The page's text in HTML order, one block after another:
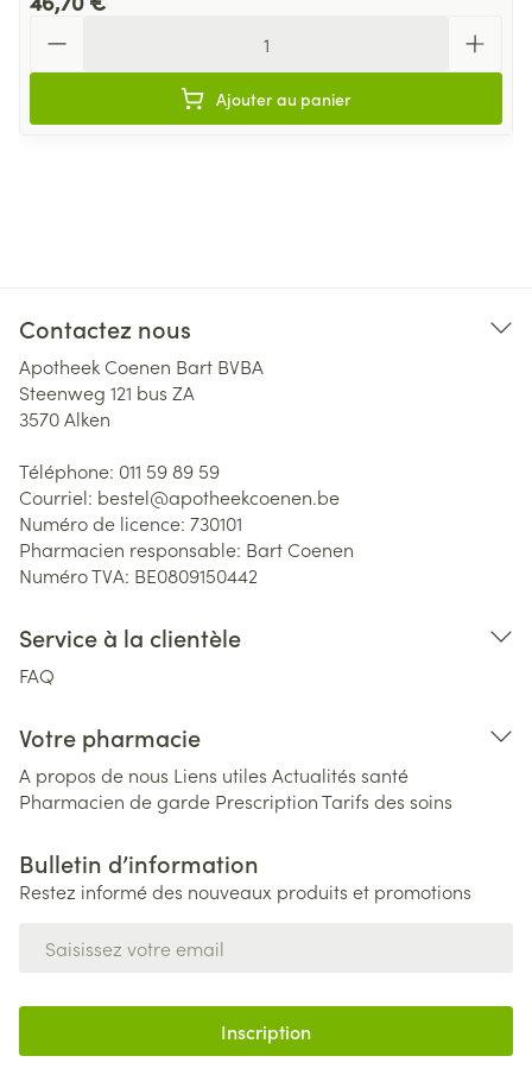
Ajouter au panier
Contactez nous
Apotheek Coenen Bart BVBA
Steenweg 121 bus ZA
3570Alken
Téléphone: 011 59 89 59
Courriel: bestel@apotheekcoenen.be
Numéro de licence: 730101
Pharmacien responsable: Bart Coenen
Numéro TVA: BE0809150442
Service à la clientèle
FAQ
Votre pharmacie
A propos de nous Liens utiles Actualités santé
Pharmacien de garde PrescriptionTarifs des soins
Bulletin d’information
Restez informé des nouveaux produits et promotions
Inscription